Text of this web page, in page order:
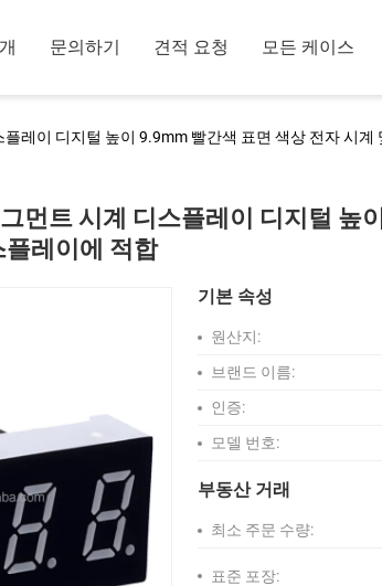
문의하기 견적 요청 모든 케이스
레이 디지털 높이 9.9mm 빨간색 표면 색상 전자 시계
먼트 시계 디스플레이 디지털 높
레이에 적합
기본 속성
원산지:
브랜드 이름:
인증:
모델 번호:
부동산 거래
최소 주문 수량:
표준 포장: